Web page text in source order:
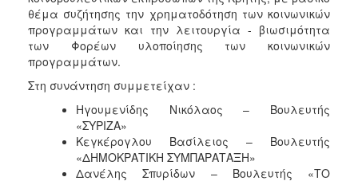
θέμα συζήτησης την χρηματοδότηση των κοινωνικών
προγραμμάτων και την λειτουργία - βιωσιμότητα
των Φορέων υλοποίησης των κοινωνικών
προγραμμάτων.
Στη συνάντηση συμμετείχαν :
Ηγουμενίδης Νικόλαος – Βουλευτής
«ΣΥΡΙΖΑ»
Κεγκέρογλου Βασίλειος – Βουλευτής
«ΔΗΜΟΚΡΑΤΙΚΗ ΣΥΜΠΑΡΑΤΑΞΗ»
Δανέλης Σπυρίδων – Βουλευτής «ΤΟ